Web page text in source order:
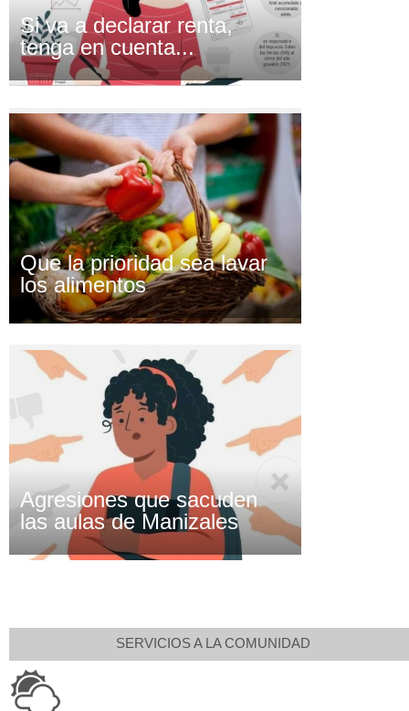
Si va a declarar renta,
tenga en cuenta...
Que la prioridad sea lavar
los alimentos
Agresiones que sacuden
las aulas de Manizales
SERVICIOS A LA COMUNIDAD